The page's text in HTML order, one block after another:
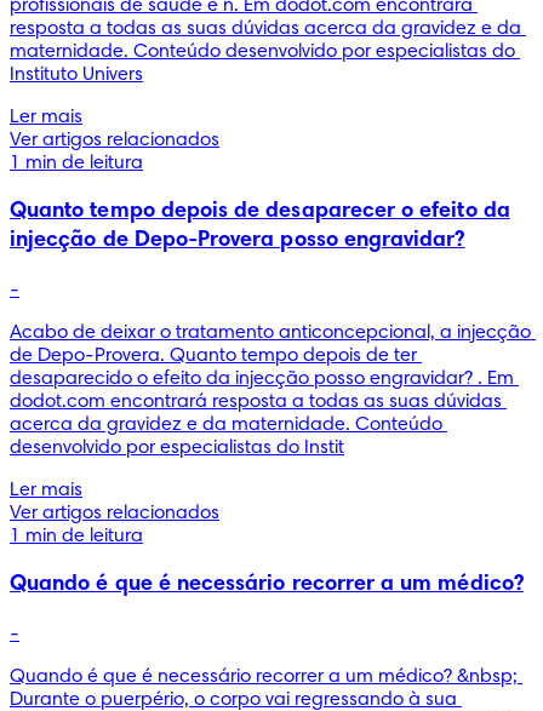
profissionais de saúde e n. Em dodot.com encontrará
resposta a todas as suas dúvidas acerca da gravidez e da
maternidade. Conteúdo desenvolvido por especialistas do
Instituto Univers
Ler mais
Ver artigos relacionados
1 min de leitura
Quanto tempo depois de desaparecer o efeito da
injecção de Depo-Provera posso engravidar?
-
Acabo de deixar o tratamento anticoncepcional, a injecção
de Depo-Provera. Quanto tempo depois de ter
desaparecido o efeito da injecção posso engravidar? . Em
dodot.com encontrará resposta a todas as suas dúvidas
acerca da gravidez e da maternidade. Conteúdo
desenvolvido por especialistas do Instit
Ler mais
Ver artigos relacionados
1 min de leitura
Quando é que é necessário recorrer a um médico?
-
Quando é que é necessário recorrer a um médico? &nbsp;
Durante o puerpério, o corpo vai regressando à sua